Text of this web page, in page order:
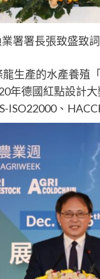
署署長張致盛致
生產的水產養殖
年德國紅點設計
ISO22000、